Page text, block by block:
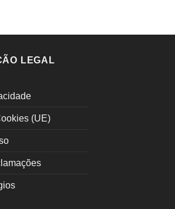
LEGAL
(UE)